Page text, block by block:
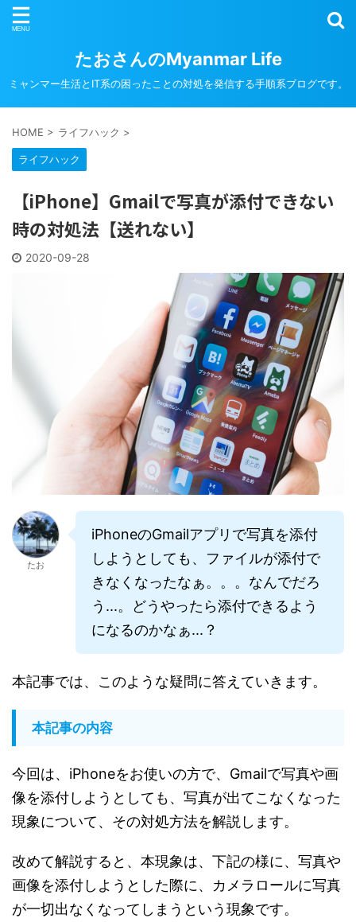
たおさんのMyanmar Life
ミャンマー生活とIT系の困ったことの対処を発信する手順系ブログです。
HOME > ライフハック >
ライフハック
【iPhone】Gmailで写真が添付できない
時の対処法【送れない】
2020-09-28
たお
iPhoneのGmailアプリで写真を添付
しようとしても、ファイルが添付で
きなくなったなぁ。。。なんでだろ
う...。どうやったら添付できるよう
になるのかなぁ...？
本記事では、このような疑問に答えていきます。
本記事の内容
今回は、iPhoneをお使いの方で、Gmailで写真や画
像を添付しようとしても、写真が出てこなくなった
現象について、その対処方法を解説します。
改めて解説すると、本現象は、下記の様に、写真や
画像を添付しようとした際に、カメラロールに写真
が一切出なくなってしまうという現象です。